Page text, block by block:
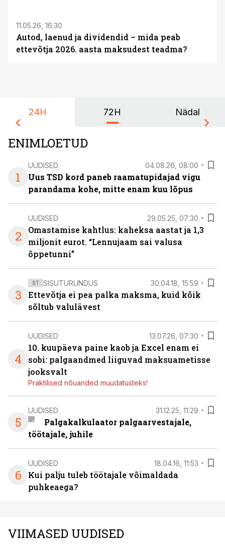
11.05.26, 16:30
Autod, laenud ja dividendid – mida peab
ettevõtja 2026. aasta maksudest teadma?
24H 72H Nädal
ENIMLOETUD
1
UUDISED 04.08.26, 08:00
Uus TSD kord paneb raamatupidajad vigu
parandama kohe, mitte enam kuu lõpus
2
UUDISED 29.05.25, 07:30
Omastamise kahtlus: kaheksa aastat ja 1,3
miljonit eurot. “Lennujaam sai valusa
õppetunni”
3
ST SISUTURUNDUS 30.04.18, 15:59
Ettevõtja ei pea palka maksma, kuid kõik
sõltub valulävest
4
UUDISED 13.07.26, 07:30
10. kuupäeva paine kaob ja Excel enam ei
sobi: palgaandmed liiguvad maksuametisse
jooksvalt
Praktilised nõuanded muudatusteks!
5
UUDISED 31.12.25, 11:29
Palgakalkulaator palgaarvestajale,
töötajale, juhile
6
UUDISED 18.04.16, 11:53
Kui palju tuleb töötajale võimaldada
puhkeaega?
VIIMASED UUDISED